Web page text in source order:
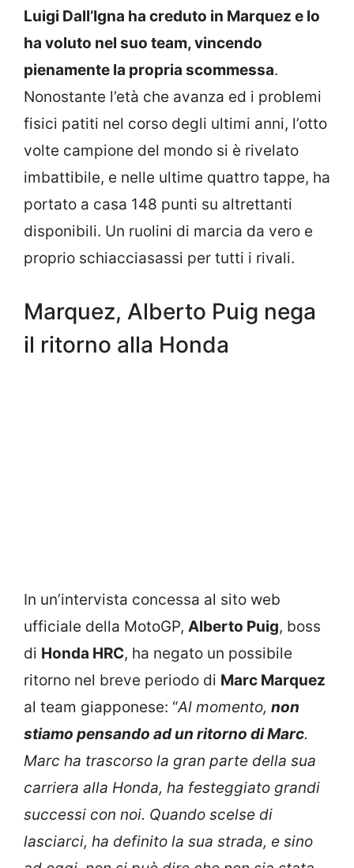
Luigi Dall’Igna ha creduto in Marquez e lo
ha voluto nel suo team, vincendo
pienamente la propria scommessa.
Nonostante l’età che avanza ed i problemi
fisici patiti nel corso degli ultimi anni, l’otto
volte campione del mondo si è rivelato
imbattibile, e nelle ultime quattro tappe, ha
portato a casa 148 punti su altrettanti
disponibili. Un ruolini di marcia da vero e
proprio schiacciasassi per tutti i rivali.
Marquez, Alberto Puig nega
il ritorno alla Honda
In un’intervista concessa al sito web
ufficiale della MotoGP, Alberto Puig, boss
di Honda HRC, ha negato un possibile
ritorno nel breve periodo di Marc Marquez
al team giapponese: “Al momento, non
stiamo pensando ad un ritorno di Marc.
Marc ha trascorso la gran parte della sua
carriera alla Honda, ha festeggiato grandi
successi con noi. Quando scelse di
lasciarci, ha definito la sua strada, e sino